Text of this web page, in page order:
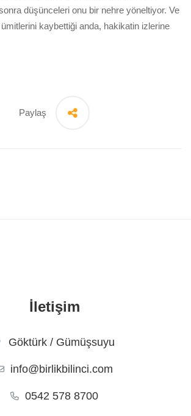
düşünceleri onu bir nehre yöneltiyor. Ve
ümitlerini kaybettiği anda, hakikatin izlerine
Paylaş
İletişim
Göktürk / Gümüşsuyu
info@birlikbilinci.com
0542 578 8700